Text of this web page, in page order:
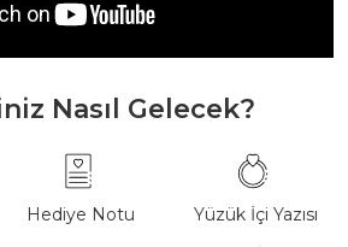
Nasıl Gelecek?
Hediye Notu Yüzük İçi Yazısı